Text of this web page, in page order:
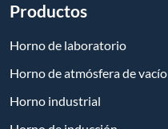
Productos
Horno de laboratorio
Horno de atmósfera de vacío
Horno industrial